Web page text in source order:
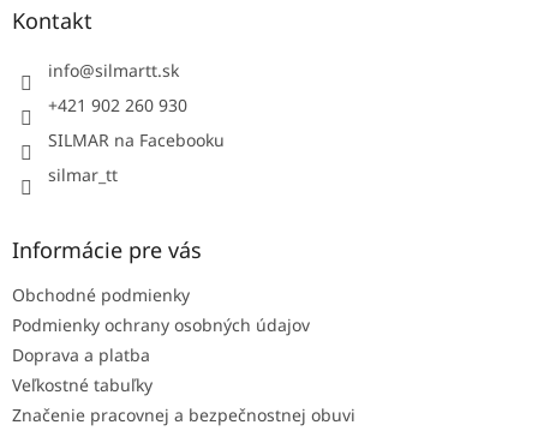
Kontakt
info@silmartt.sk
+421 902 260 930
SILMAR na Facebooku
silmar_tt
Informácie pre vás
Obchodné podmienky
Podmienky ochrany osobných údajov
Doprava a platba
Veľkostné tabuľky
Značenie pracovnej a bezpečnostnej obuvi